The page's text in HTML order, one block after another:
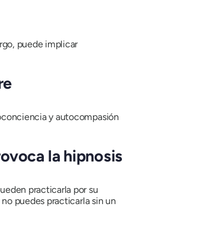
puede implicar
y autocompasión
la hipnosis
practicarla por su
puedes practicarla sin un